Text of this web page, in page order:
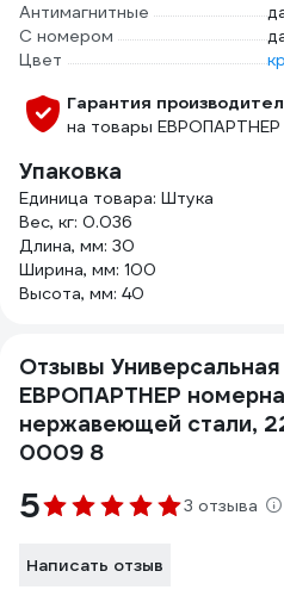
Антимагнитные
С номером
Цвет
Гарантия
на товары ЕВРОПАРТНЕР
Упаковка
Единица товара: Штука
Вес, кг: 0.036
Длина, мм: 30
Ширина, мм: 100
Высота, мм: 40
Отзывы
ЕВРОПАРТНЕР
нержавеющей стали,
0009 8
5 3 отзыва
Написать отзыв